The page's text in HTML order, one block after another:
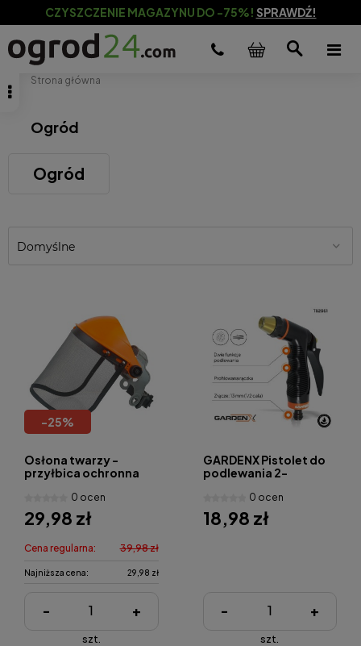
CZYSZCZENIE MAGAZYNU DO -75%! SPRAWDŹ!
Strona główna
Ogród
Ogród
-25%
Osłona twarzy -
przyłbica ochronna
0 ocen
29,98 zł
Cena regularna: 39,98 zł
Najniższa cena: 29,98 zł
- +
szt.
GARDENX Pistolet do
podlewania 2-
0 ocen
18,98 zł
- +
szt.